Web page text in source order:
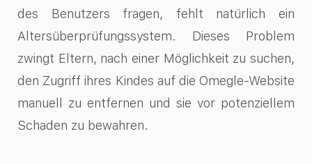
des Benutzers fragen, fehlt natürlich ein
Altersüberprüfungssystem. Dieses Problem
zwingt Eltern, nach einer Möglichkeit zu suchen,
den Zugriff ihres Kindes auf die Omegle-Website
manuell zu entfernen und sie vor potenziellem
Schaden zu bewahren.